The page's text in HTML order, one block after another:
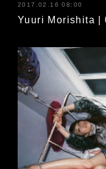
2017.02.16 08:00
Yuuri Morishita |